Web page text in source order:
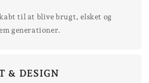
til at blive brugt, elsket og
generationer.
& DESIGN